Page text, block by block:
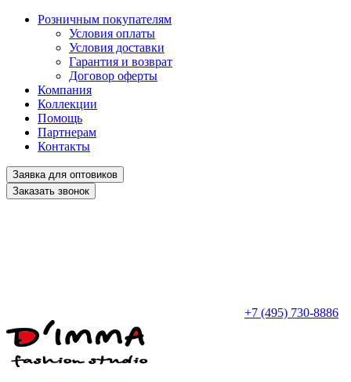
Розничным покупателям
Условия оплаты
Условия доставки
Гарантия и возврат
Договор оферты
Компания
Коллекции
Помощь
Партнерам
Контакты
Заявка для оптовиков
Заказать звонок
+7 (495) 730-8886